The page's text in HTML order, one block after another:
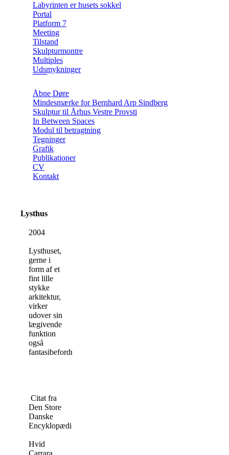
Labyrinten er husets sokkel
Portal
Platform 7
Meeting
Tilstand
Skulpturmontre
Multiples
Udsmykninger
Åbne Døre
Mindesmærke for Bernhard Arp Sindberg
Skulptur til Århus Vestre Provsti
In Between Spaces
Modul til betragtning
Tegninger
Grafik
Publikationer
CV
Kontakt
Lysthus
2004
Lysthuset,
gerne i
form af et
fint lille
stykke
arkitektur,
virker
udover sin
lægivende
funktion
også
fantasibefordrende.
Citat fra
Den Store
Danske
Encyklopædi.
Hvid
Carrara